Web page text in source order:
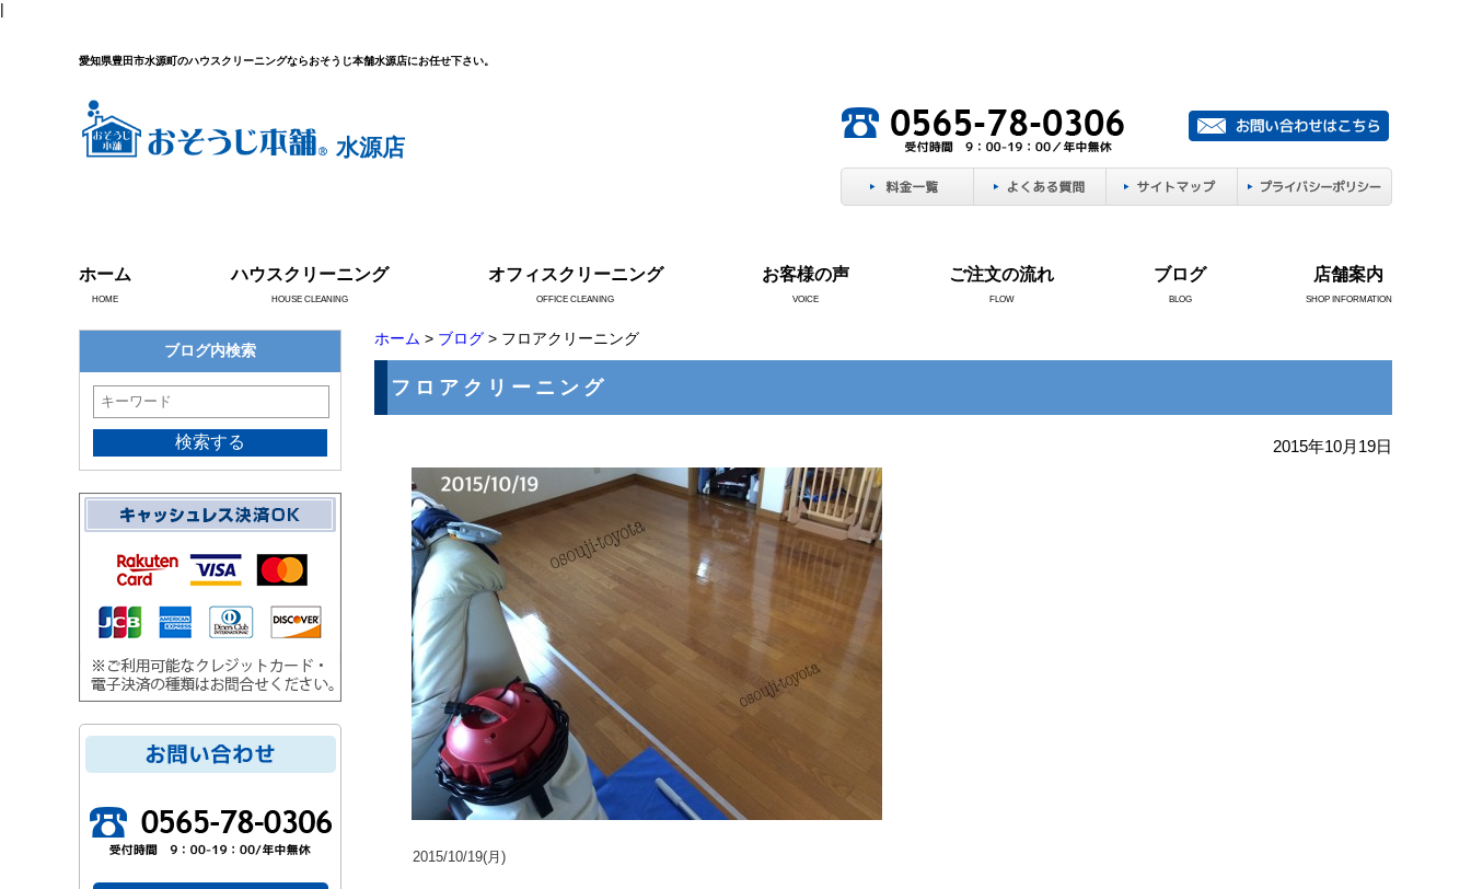
|
愛知県豊田市水源町のハウスクリーニングならおそうじ本舗水源店にお任せ下さい。
水源店
ホーム
HOME
ハウスクリーニング
HOUSE CLEANING
オフィスクリーニング
OFFICE CLEANING
お客様の声
VOICE
ご注文の流れ
FLOW
ブログ
BLOG
店舗案内
SHOP INFORMATION
ホーム > ブログ > フロアクリーニング
フロアクリーニング
2015年10月19日
2015/10/19(月)
ブログ内検索